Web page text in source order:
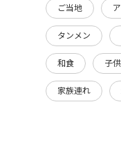
ご当地
タンメン
和食 子供
家族連れ